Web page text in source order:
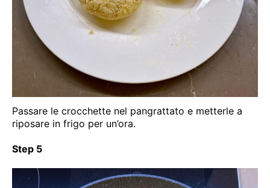
Passare le crocchette nel pangrattato e metterle a
riposare in frigo per un’ora.
Step 5